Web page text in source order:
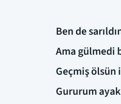
Ben de
Ama gülmedi
Geçmiş
Gururum